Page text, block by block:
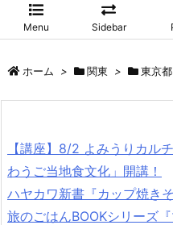
Menu Sidebar
ホーム > 関東 > 東京都
【講座】8/2 よみうりカル
わうご当地食文化」開講！
ハヤカワ新書『カップ焼き
旅のごはんBOOKシリーズ